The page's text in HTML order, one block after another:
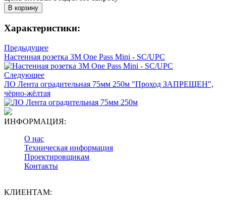
Характеристики:
Предыдущее
Настенная розетка 3M One Pass Mini - SC/UPC
Следующее
ЛО Лента оградительная 75мм 250м "Проход ЗАПРЕЩЕН",
чёрно-жёлтая
ИНФОРМАЦИЯ:
О нас
Техническая информация
Проектировщикам
Контакты
КЛИЕНТАМ: